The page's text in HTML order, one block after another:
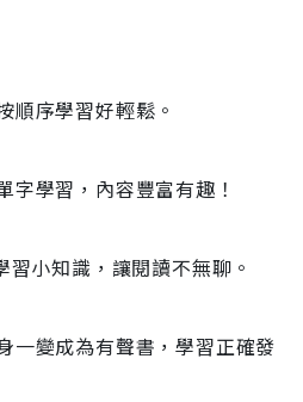
順序學習好輕鬆。
字學習，內容豐富有趣！
小知識，讓閱讀不無聊。
一變成為有聲書，學習正確發